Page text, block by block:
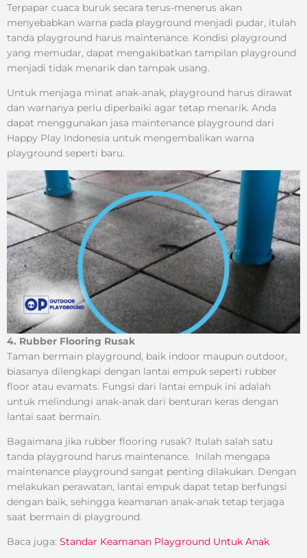
Terpapar cuaca buruk secara terus-menerus akan
menyebabkan warna pada playground menjadi pudar, itulah
tanda playground harus maintenance. Kondisi playground
yang memudar, dapat mengakibatkan tampilan playground
menjadi tidak menarik dan tampak usang.
Untuk menjaga minat anak-anak, playground harus dirawat
dan warnanya perlu diperbaiki agar tetap menarik. Anda
dapat menggunakan jasa maintenance playground dari
Happy Play Indonesia untuk mengembalikan warna
playground seperti baru.
4. Rubber Flooring Rusak
Taman bermain playground, baik indoor maupun outdoor,
biasanya dilengkapi dengan lantai empuk seperti rubber
floor atau evamats. Fungsi dari lantai empuk ini adalah
untuk melindungi anak-anak dari benturan keras dengan
lantai saat bermain.
Bagaimana jika rubber flooring rusak? Itulah salah satu
tanda playground harus maintenance. Inilah mengapa
maintenance playground sangat penting dilakukan. Dengan
melakukan perawatan, lantai empuk dapat tetap berfungsi
dengan baik, sehingga keamanan anak-anak tetap terjaga
saat bermain di playground.
Baca juga: Standar Keamanan Playground Untuk Anak